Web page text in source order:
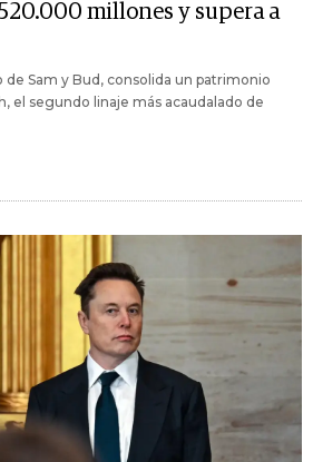
millones y supera a
Sam y Bud, consolida un patrimonio
el segundo linaje más acaudalado de